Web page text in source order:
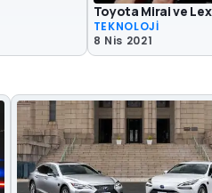
Toyota Mirai ve
TEKNOLOJİ
8 Nis 2021